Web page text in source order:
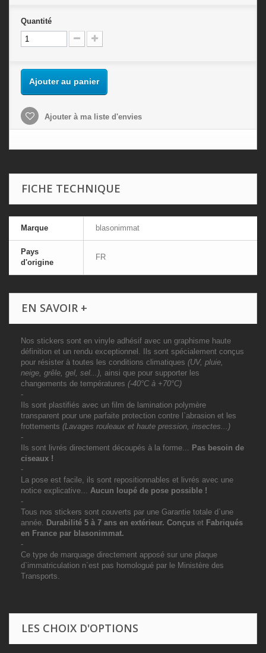
Quantité
Ajouter au panier
Ajouter à ma liste d'envies
FICHE TECHNIQUE
Marque blasonimmat
Pays
d'origine
FR
EN SAVOIR +
Nos stickers sont en vinyle adhésif avec un graphisme haute
définition et un rendu exceptionnel. Ils sont spécialement conçus
pour résister à toutes les conditions climatiques (UV, pluie,
neige, grêle, gel, sel...), ainsi que pour supporter les
changements de températures (-40°C à +70°C)
-
Ils sont plastifiés avec un film de lamination polymère
transparent pour une parfaite protection contre l`abrasion et les
frottements (Lavages rouleaux et haute pression, insectes...)
-
Ils sont livrés directement découpés à la forme... Pas besoin de
ciseaux !
-
La pose est facile, ils sont repositionnables et livrés avec une
notice explicative... Aucun loupé de pose possible !
-
Tous nos stickers sont couverts par une Garantie totale d`une
année. Durabilité 5 à 7 ans en extérieur. Conçus et Fabriqués
en France par blasonimmat.
-
Ce type de marquage directement apposé sur une plaque
d`immatriculation n`est pas homologué par le Ministère des
Transports.
LES CHOIX D'OPTIONS